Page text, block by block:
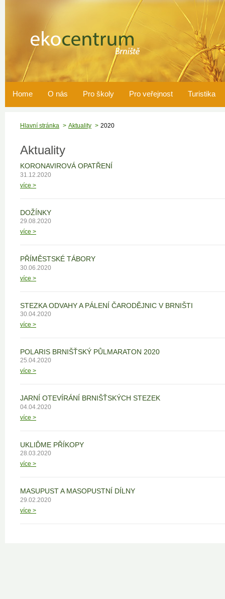
Home O nás Pro školy Pro veřejnost Turistika
Hlavní stránka Aktuality 2020
Aktuality
KORONAVIROVÁ OPATŘENÍ
31.12.2020
více >
DOŽÍNKY
29.08.2020
více >
PŘÍMĚSTSKÉ TÁBORY
30.06.2020
více >
STEZKA ODVAHY A PÁLENÍ ČARODĚJNIC V BRNIŠTI
30.04.2020
více >
POLARIS BRNIŠŤSKÝ PŮLMARATON 2020
25.04.2020
více >
JARNÍ OTEVÍRÁNÍ BRNIŠŤSKÝCH STEZEK
04.04.2020
více >
UKLIĎME PŘÍKOPY
28.03.2020
více >
MASUPUST A MASOPUSTNÍ DÍLNY
29.02.2020
více >